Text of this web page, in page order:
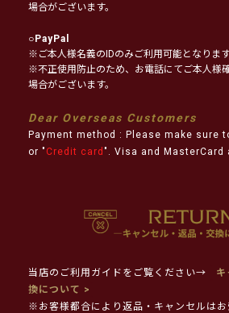
場合がございます。
○PayPal
※ご本人様名義のIDのみご利用可能となります
※不正使用防止のため、お電話にてご本人様
場合がございます。
Dear Overseas Customers
Payment method : Please make sure
or " Credit card ". Visa and MasterCard
当店のご利用ガイドをご覧ください→
キ
換について >
※お客様都合により返品・キャンセルはお